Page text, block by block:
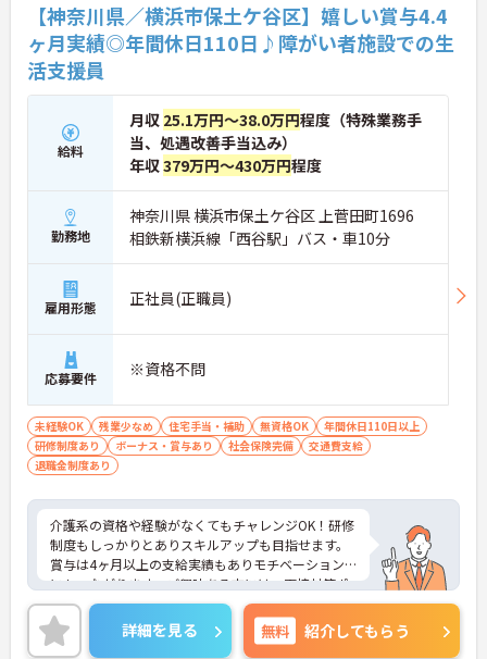
【神奈川県／横浜市保土ケ谷区】嬉しい賞与4.4
ヶ月実績◎年間休日110日♪障がい者施設での生
活支援員
給料
月収 25.1万円～38.0万円程度（特殊業務手
当、処遇改善手当込み）
年収379万円～430万円程度
勤務地
神奈川県 横浜市保土ケ谷区 上菅田町1696
相鉄新横浜線「西谷駅」バス・車10分
雇用形態 正社員(正職員)
応募要件 ※資格不問
未経験OK 残業少なめ 住宅手当・補助 無資格OK
年間休日110日以上
研修制度あり
ボーナス・賞与あり 社会保険完備
交通費支給
退職金制度あり
介護系の資格や経験がなくてもチャレンジOK！研修
制度もしっかりとありスキルアップも目指せます。
賞与は4ヶ月以上の支給実績もありモチベーション
にもつながります。ご興味ある方には、面接対策ポ
イントなど、さらに詳細をお話しいたしますのでお
気軽にご相談ください！
詳細を見る 無料 紹介してもらう